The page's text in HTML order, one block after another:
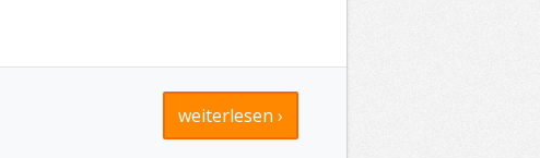
weiterlesen ›